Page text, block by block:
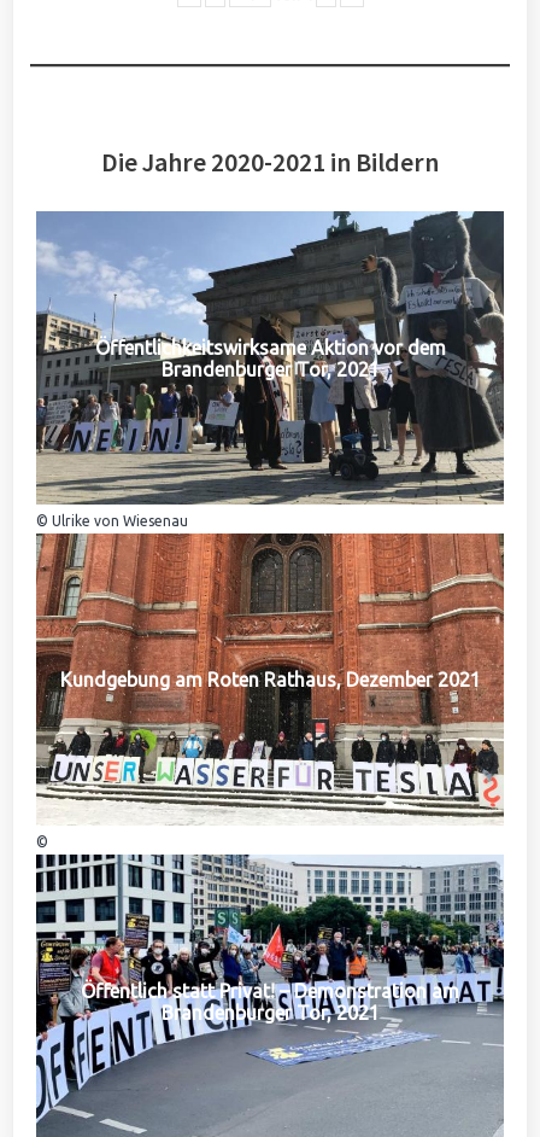
Die Jahre 2020-2021 in Bildern
Öffentlichkeitswirksame Aktion vor dem
Brandenburger Tor, 2021
© Ulrike von Wiesenau
Kundgebung am Roten Rathaus, Dezember 2021
©
Öffentlich statt Privat! – Demonstration am
Brandenburger Tor, 2021